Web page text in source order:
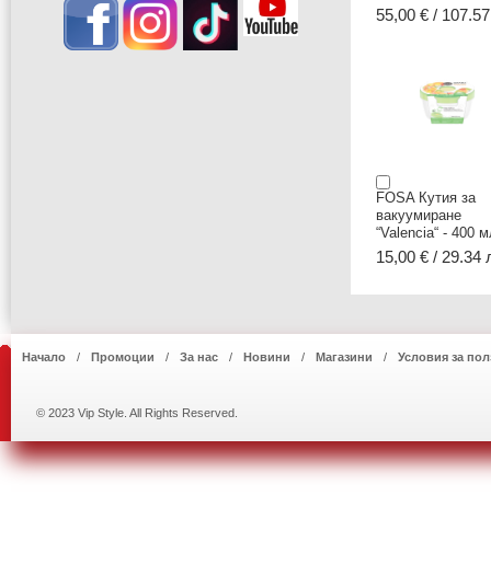
55,00 € /
FOSA Кутия за
вакуумиране
“Valencia“ - 400
15,00 € / 29.34
Начало Промоции За нас Новини Магазини Условия за
© 2023 Vip Style. All Rights Reserved.